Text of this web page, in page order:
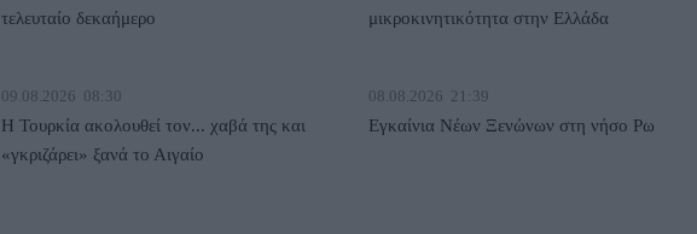
τελευταίο δεκαήμερο
μικροκινητικότητα στην Ελλάδα
09.08.2026 08:30
Η Τουρκία ακολουθεί τον... χαβά της και
«γκριζάρει» ξανά το Αιγαίο
08.08.2026 21:39
Εγκαίνια Νέων Ξενώνων στη νήσο Ρω